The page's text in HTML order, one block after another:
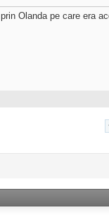
Olanda pe care era